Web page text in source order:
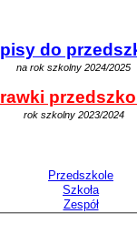
do
na rok szkolny 2024/2025
rok szkolny 2023/2024